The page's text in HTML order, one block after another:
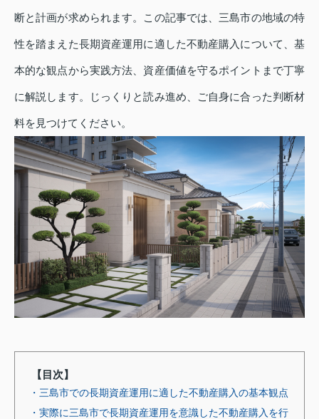
断と計画が求められます。この記事では、三島市の地域の特
性を踏まえた長期資産運用に適した不動産購入について、基
本的な観点から実践方法、資産価値を守るポイントまで丁寧
に解説します。じっくりと読み進め、ご自身に合った判断材
料を見つけてください。
【目次】
・三島市での長期資産運用に適した不動産購入の基本観点
・実際に三島市で長期資産運用を意識した不動産購入を行